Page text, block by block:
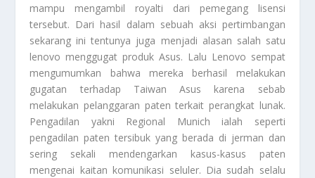
mampu mengambil royalti dari pemegang lisensi
tersebut. Dari hasil dalam sebuah aksi pertimbangan
sekarang ini tentunya juga menjadi alasan salah satu
lenovo menggugat produk Asus. Lalu Lenovo sempat
mengumumkan bahwa mereka berhasil melakukan
gugatan terhadap Taiwan Asus karena sebab
melakukan pelanggaran paten terkait perangkat lunak.
Pengadilan yakni Regional Munich ialah seperti
pengadilan paten tersibuk yang berada di jerman dan
sering sekali mendengarkan kasus-kasus paten
mengenai kaitan komunikasi seluler. Dia sudah selalu